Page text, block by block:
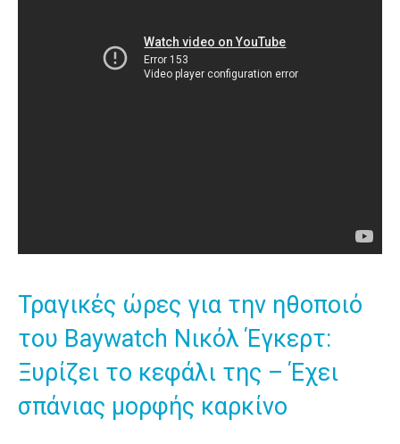
Τραγικές ώρες για την ηθοποιό
του Baywatch Νικόλ Έγκερτ:
Ξυρίζει το κεφάλι της – Έχει
σπάνιας μορφής καρκίνο